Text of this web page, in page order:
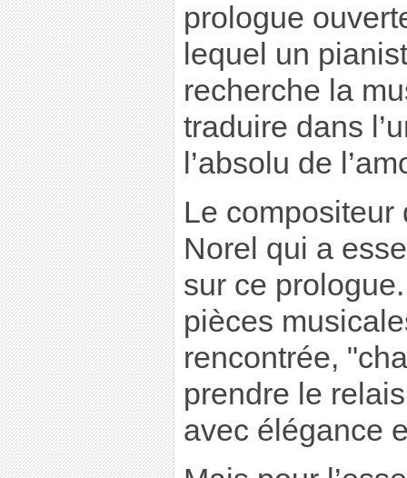
prologue
lequel un
recherche la
traduire dans
l’absolu de
Le compositeur
Norel qui a
sur ce
pièces
rencontrée,
prendre le
avec élégance